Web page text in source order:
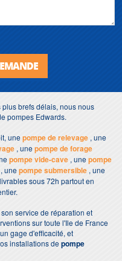
brefs délais, nous nous
pompes Edwards.
unepompe de relevage , une
, unepompe de forage
pompe vide-cave , unepompe
, unepompe submersible , une
sous 72h partout en
service de réparation et
sur toute l'Ile de France
gage d'efficacité, et
installations depompe